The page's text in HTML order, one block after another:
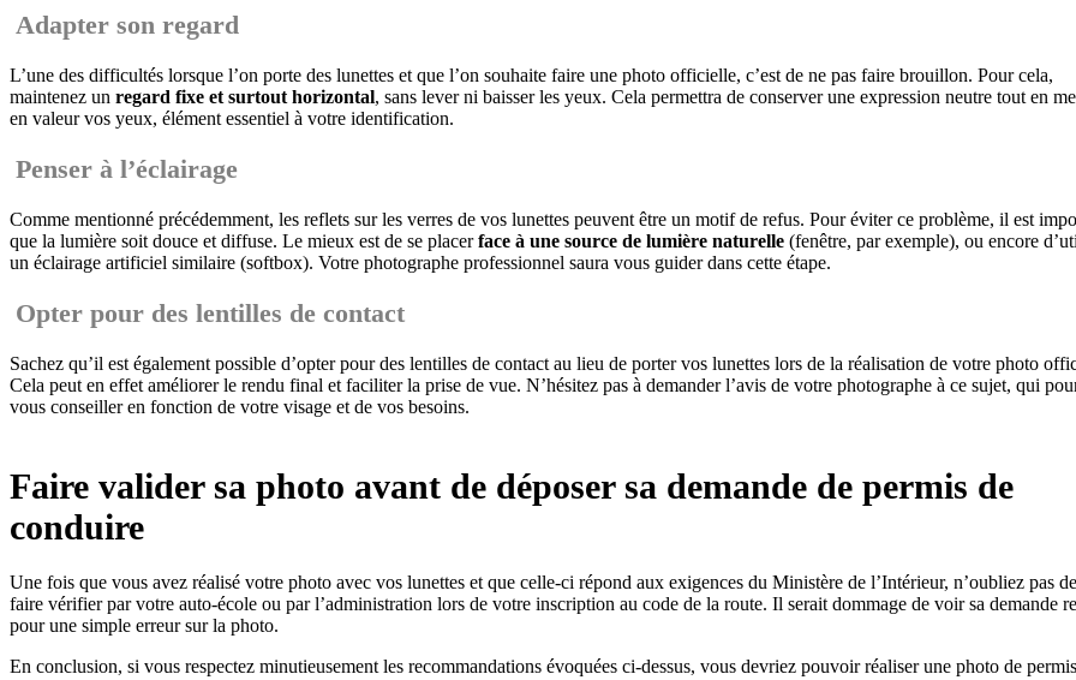
Adapter son regard
L’une des difficultés lorsque l’on porte des lunettes et que l’on souhaite faire une photo officielle, c’est de ne pas faire brouillon. Pour cela,
maintenez un regard fixe et surtout horizontal, sans lever ni baisser les yeux. Cela permettra de conserver une expression neutre tout en
en valeur vos yeux, élément essentiel à votre identification.
Penser à l’éclairage
Comme mentionné précédemment, les reflets sur les verres de vos lunettes peuvent être un motif de refus. Pour éviter ce problème, il est
que la lumière soit douce et diffuse. Le mieux est de se placerface à une source de lumière naturelle (fenêtre, par exemple), ou encore
un éclairage artificiel similaire (softbox). Votre photographe professionnel saura vous guider dans cette étape.
Opter pour des lentilles de contact
Sachez qu’il est également possible d’opter pour des lentilles de contact au lieu de porter vos lunettes lors de la réalisation de votre photo
Cela peut en effet améliorer le rendu final et faciliter la prise de vue. N’hésitez pas à demander l’avis de votre photographe à ce sujet, qui
vous conseiller en fonction de votre visage et de vos besoins.
Faire valider sa photo avant de déposer sa demande de permis de
conduire
Une fois que vous avez réalisé votre photo avec vos lunettes et que celle-ci répond aux exigences du Ministère de l’Intérieur, n’oubliez pas
faire vérifier par votre auto-école ou par l’administration lors de votre inscription au code de la route. Il serait dommage de voir sa demande
pour une simple erreur sur la photo.
En conclusion, si vous respectez minutieusement les recommandations évoquées ci-dessus, vous devriez pouvoir réaliser une photo de